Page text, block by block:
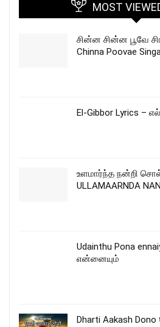
MOST
சின்ன சின்ன பூவே
Chinna Poovae
El-Gibbor Lyrics –
உளமார்ந்த நன்றி
ULLAMAARNDA
Udainthu Pona
என்னையும்
Dharti Aakash Dono